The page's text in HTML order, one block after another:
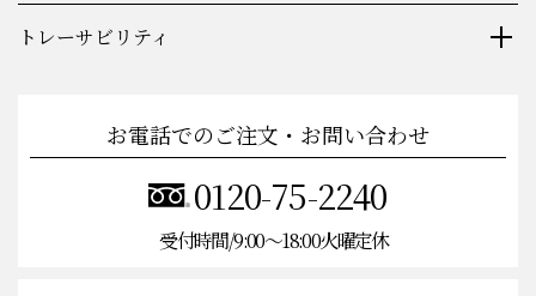
トレーサビリティ
お電話でのご注文・お問い合わせ
0120-75-2240
受付時間/9:00〜18:00火曜定休